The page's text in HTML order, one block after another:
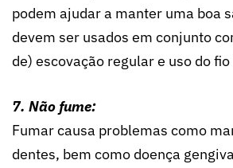
podem ajudar a manter uma boa
devem ser usados ​​em conjunto
de) escovação regular e uso do
7. Não fume:
Fumar causa problemas como
dentes, bem como doença